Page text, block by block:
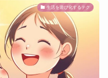
生活を遊び化するテク